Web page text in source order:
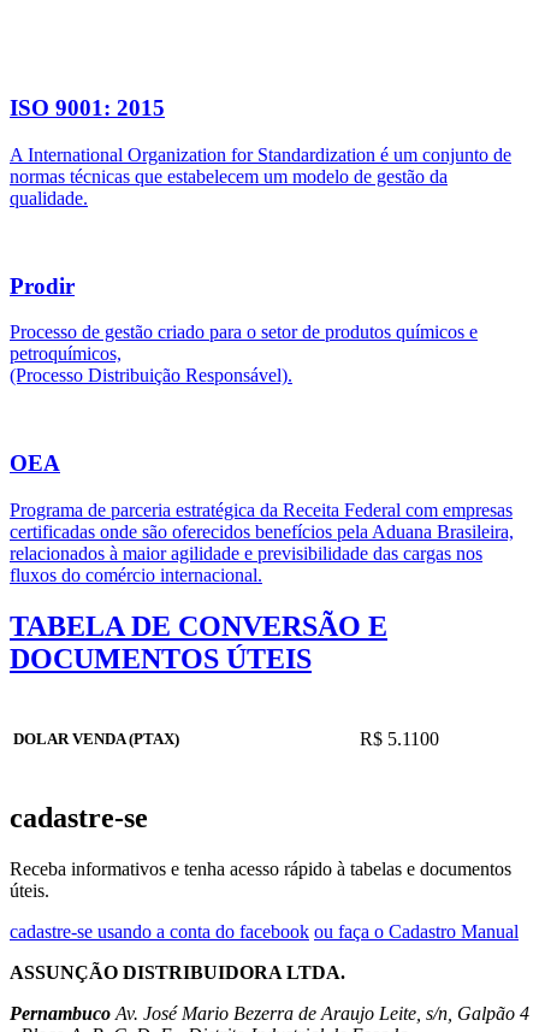
ISO 9001: 2015
A International Organization for Standardization é um conjunto de
normas técnicas que estabelecem um modelo de gestão da
qualidade.
Prodir
Processo de gestão criado para o setor de produtos químicos e
petroquímicos,
(Processo Distribuição Responsável).
OEA
Programa de parceria estratégica da Receita Federal com empresas
certificadas onde são oferecidos benefícios pela Aduana Brasileira,
relacionados à maior agilidade e previsibilidade das cargas nos
fluxos do comércio internacional.
TABELA DE CONVERSÃO E
DOCUMENTOS ÚTEIS
DOLAR VENDA (PTAX) R$ 5.1100
cadastre-se
Receba informativos e tenha acesso rápido à tabelas e documentos
úteis.
cadastre-se usando a conta do facebook ou faça o Cadastro Manual
ASSUNÇÃO DISTRIBUIDORA LTDA.
Pernambuco Av. José Mario Bezerra de Araujo Leite, s/n, Galpão 4